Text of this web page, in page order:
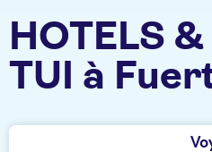
HOTELS
TUI à
dernière